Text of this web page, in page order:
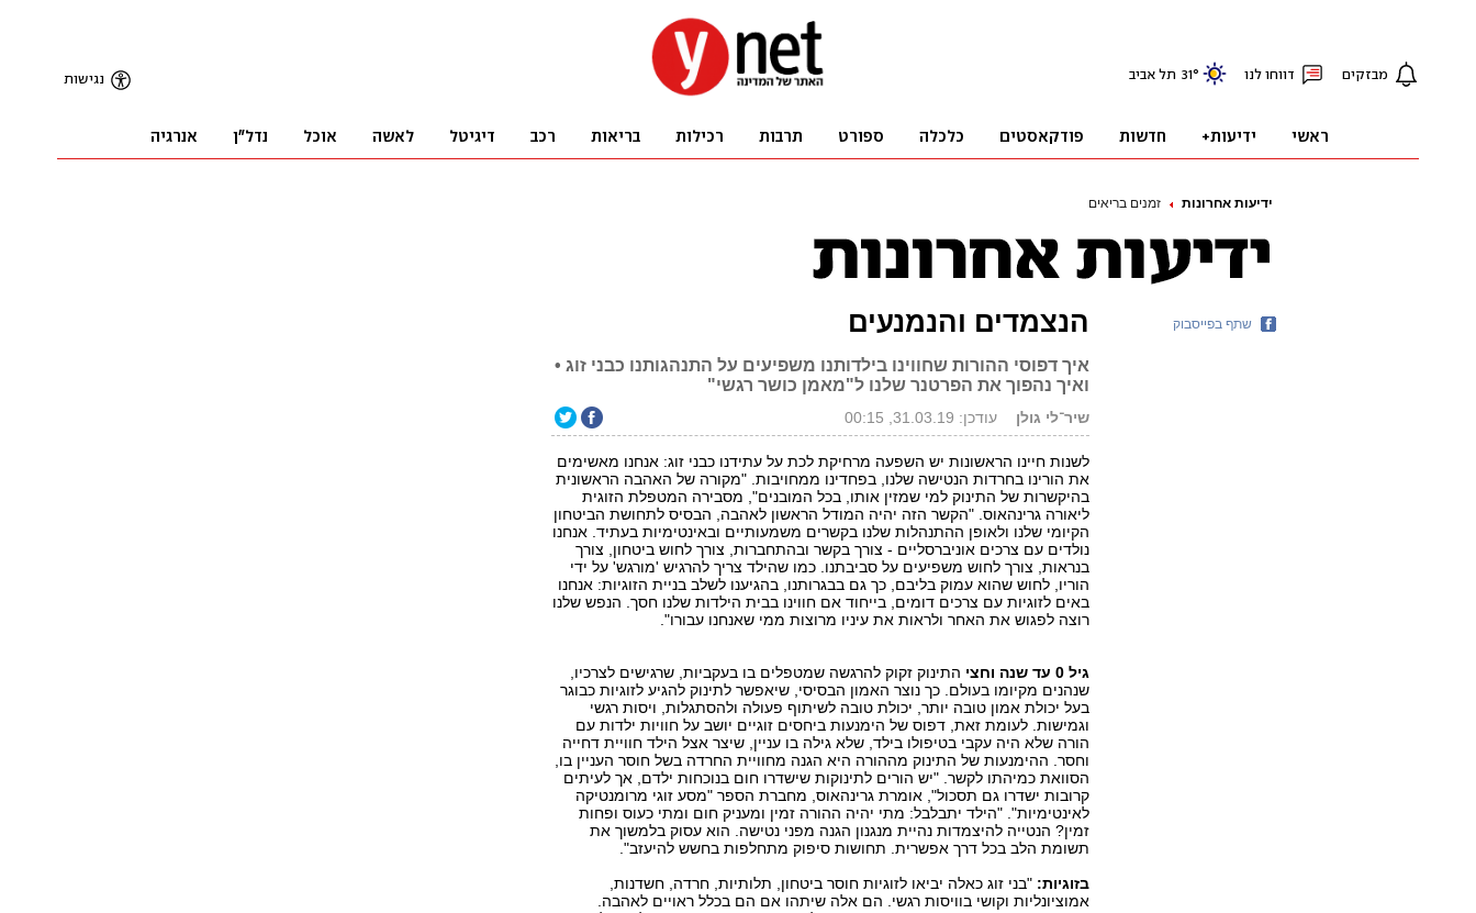
ידיעות אחרונות זמנים בריאים
הנצמדים והנמנעים
איך דפוסי ההורות שחווינו בילדותנו משפיעים על התנהגותנו כבני זוג •
ואיך נהפוך את הפרטנר שלנו ל"מאמן כושר רגשי"
שיר־לי גולן עודכן: 31.03.19, 00:15
לשנות חיינו הראשונות יש השפעה מרחיקת לכת על עתידנו כבני זוג: אנחנו מאשימים
את הורינו בחרדות הנטישה שלנו, בפחדינו ממחויבות. "מקורה של האהבה הראשונית
בהיקשרות של התינוק למי שמזין אותו, בכל המובנים", מסבירה המטפלת הזוגית
ליאורה גרינהאוס. "הקשר הזה יהיה המודל הראשון לאהבה, הבסיס לתחושת הביטחון
הקיומי שלנו ולאופן ההתנהלות שלנו בקשרים משמעותיים ובאינטימיות בעתיד. אנחנו
נולדים עם צרכים אוניברסליים ‑ צורך בקשר ובהתחברות, צורך לחוש ביטחון, צורך
בנראות, צורך לחוש משפיעים על סביבתנו. כמו שהילד צריך להרגיש 'מורגש' על ידי
הוריו, לחוש שהוא עמוק בליבם, כך גם בבגרותנו, בהגיענו לשלב בניית הזוגיות: אנחנו
באים לזוגיות עם צרכים דומים, בייחוד אם חווינו בבית הילדות שלנו חסך. הנפש שלנו
רוצה לפגוש את האחר ולראות את עיניו מרוצות ממי שאנחנו עבורו".
גיל 0 עד שנה וחצי
התינוק זקוק להרגשה שמטפלים בו בעקביות, שרגישים לצרכיו,
שנהנים מקיומו בעולם. כך נוצר האמון הבסיסי, שיאפשר לתינוק להגיע לזוגיות כבוגר
בעל יכולת אמון טובה יותר, יכולת טובה לשיתוף פעולה ולהסתגלות, ויסות רגשי
וגמישות. לעומת זאת, דפוס של הימנעות ביחסים זוגיים יושב על חוויות ילדות עם
הורה שלא היה עקבי בטיפולו בילד, שלא גילה בו עניין, שיצר אצל הילד חוויית דחייה
וחסר. ההימנעות של התינוק מההורה היא הגנה מחוויית החרדה בשל חוסר העניין בו,
הסוואת כמיהתו לקשר. "יש הורים לתינוקות שישדרו חום בנוכחות ילדם, אך לעיתים
קרובות ישדרו גם תסכול", אומרת גרינהאוס, מחברת הספר "מסע זוגי מרומנטיקה
לאינטימיות". "הילד יתבלבל: מתי יהיה ההורה זמין ומעניק חום ומתי כעוס ופחות
זמין? הנטייה להיצמדות נהיית מנגנון הגנה מפני נטישה. הוא עסוק בלמשוך את
תשומת הלב בכל דרך אפשרית. תחושות סיפוק מתחלפות בחשש להיעזב".
בזוגיות: "בני זוג כאלה יביאו לזוגיות חוסר ביטחון, תלותיות, חרדה, חשדנות,
אמוציונליות וקושי בוויסות רגשי. הם אלה שיתהו אם הם בכלל ראויים לאהבה.
שתף בפייסבוק